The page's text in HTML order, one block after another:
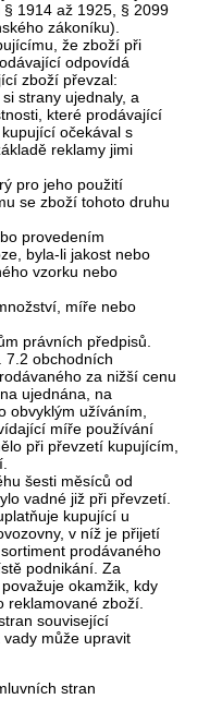
1914 až 1925, § 2099
zákoníku).
že zboží při
odpovídá
zboží převzal:
strany ujednaly, a
které prodávající
očekával s
reklamy jimi
pro jeho použití
se zboží tohoto druhu
provedením
byla-li jakost nebo
vzorku nebo
míře nebo
právních předpisů.
obchodních
za nižší cenu
ujednána, na
obvyklým užíváním,
míře používání
při převzetí kupujícím,
šesti měsíců od
vadné již při převzetí.
kupující u
v níž je přijetí
prodávaného
podnikání. Za
okamžik, kdy
zboží.
související
může upravit
stran